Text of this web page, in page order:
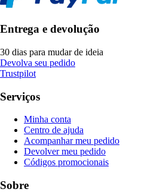
Entrega e devolução
30 dias para mudar de ideia
Devolva seu pedido
Trustpilot
Serviços
Minha conta
Centro de ajuda
Acompanhar meu pedido
Devolver meu pedido
Códigos promocionais
Sobre